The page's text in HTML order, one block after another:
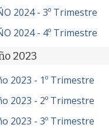
2024 - 3º Trimestre
2024 - 4º Trimestre
2023
2023 - 1º Trimestre
2023 - 2º Trimestre
2023 - 3º Trimestre